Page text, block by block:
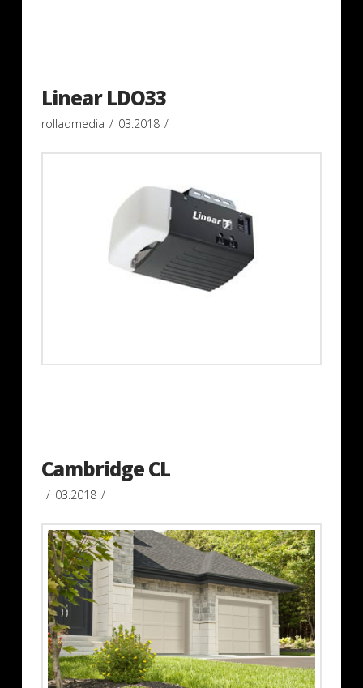
Linear LDO33
rolladmedia 03.2018
Cambridge CL
03.2018